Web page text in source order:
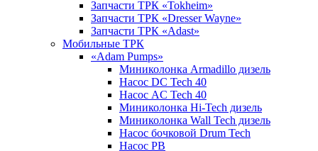
Запчасти ТРК «Tokheim»
Запчасти ТРК «Dresser Wayne»
Запчасти ТРК «Adast»
Мобильные ТРК
«Adam Pumps»
Миниколонка Armadillo дизель
Насос DC Tech 40
Насос AC Tech 40
Миниколонка Hi-Tech дизель
Миниколонка Wall Tech дизель
Насос бочковой Drum Tech
Насос PB